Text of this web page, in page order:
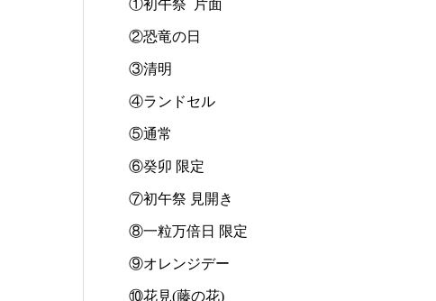
①初午祭 片面
②恐竜の日
③清明
④ランドセル
⑤通常
⑥癸卯 限定
⑦初午祭 見開き
⑧一粒万倍日 限定
⑨オレンジデー
⑩花見(藤の花)